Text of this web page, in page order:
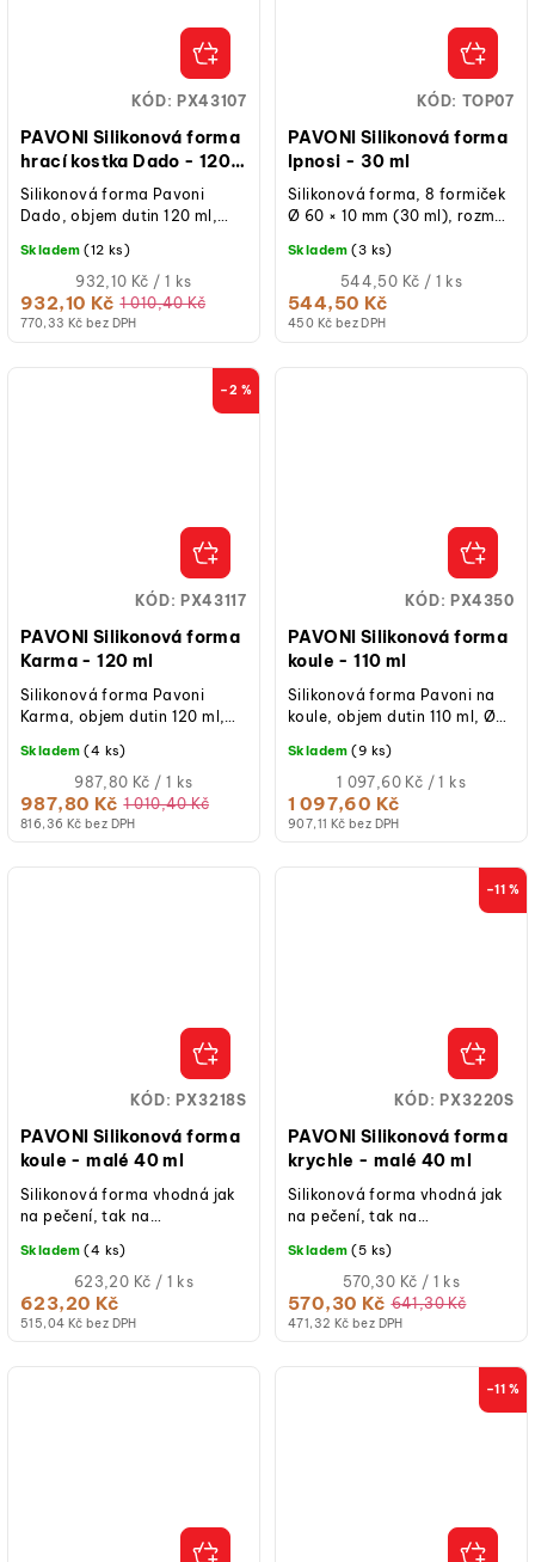
PAVONI Silikonová forma
hrací kostka Dado - 120
ml
770,33 Kč bez DPH
932,10 Kč 1 010,40 Kč
Měrná
cena:
932,10 Kč / 1 ks
Skladem (12 ks)
Silikonová forma Pavoni
Dado, objem dutin 120 ml,
formy 40 × 30 cm, silikon,
teplotní...
KÓD: PX43107
PAVONI Silikonová forma
Ipnosi - 30 ml
450 Kč bez DPH
544,50 Kč
Měrná
cena:
544,50 Kč / 1 ks
Skladem (3 ks)
Silikonová forma, 8 formiček
Ø 60 × 10 mm (30 ml), rozměr
platinový silikon, teplotní
rozsah –40...
KÓD: TOP07
–2 %
PAVONI Silikonová forma
Karma - 120 ml
816,36 Kč bez DPH
987,80 Kč 1 010,40 Kč
Měrná
cena:
987,80 Kč / 1 ks
Skladem (4 ks)
Silikonová forma Pavoni
Karma, objem dutin 120 ml,
formy 400 × 300 mm,
platinový silikon,...
KÓD: PX43117
PAVONI Silikonová forma
koule - 110 ml
907,11 Kč bez DPH
1 097,60 Kč
Měrná
cena:
1 097,60 Kč / 1 ks
Skladem (9 ks)
Silikonová forma Pavoni na
koule, objem dutin 110 ml, Ø
rozměry formy 300 × 400
KÓD: PX4350
PAVONI Silikonová forma
koule - malé 40 ml
515,04 Kč bez DPH
623,20 Kč
Měrná
cena:
623,20 Kč / 1 ks
Skladem (4 ks)
Silikonová forma vhodná jak
na pečení, tak na
KÓD: PX3218S
–11 %
PAVONI Silikonová forma
krychle - malé 40 ml
471,32 Kč bez DPH
570,30 Kč 641,30 Kč
Měrná
cena:
570,30 Kč / 1 ks
Skladem (5 ks)
Silikonová forma vhodná jak
na pečení, tak na
KÓD: PX3220S
–11 %